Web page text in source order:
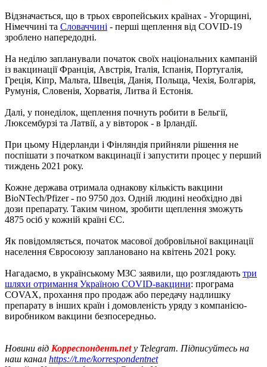
Відзначається, що в трьох європейських країнах - Угорщині,
Німеччині та Словаччині - перші щеплення від COVID-19
зроблено напередодні.
На неділю запланували початок своїх національних кампаній
із вакцинації Франція, Австрія, Італія, Іспанія, Португалія,
Греція, Кіпр, Мальта, Швеція, Данія, Польща, Чехія, Болгарія,
Румунія, Словенія, Хорватія, Литва й Естонія.
Далі, у понеділок, щеплення почнуть робити в Бельгії,
Люксембурзі та Латвії, а у вівторок - в Ірландії.
При цьому Нідерланди і Фінляндія прийняли рішення не
поспішати з початком вакцинації і запустити процес у перший
тиждень 2021 року.
Кожне держава отримала однакову кількість вакцини
BioNTech/Pfizer - по 9750 доз. Одній людині необхідно дві
дози препарату. Таким чином, зробити щеплення зможуть
4875 осіб у кожній країні ЄС.
Як повідомляється, початок масової добровільної вакцинації
населення Євросоюзу заплановано на квітень 2021 року.
Нагадаємо, в українському МЗС заявили, що розглядають три
шляхи отримання Україною COVID-вакцини: програма
COVAX, прохання про продаж або передачу надлишку
препарату в інших країн і домовленість уряду з компанією-
виробником вакцини безпосередньо.
Новини від Корреспондент.netу Telegram. Підписуйтесь на
наш канал https://t.me/korrespondentnet